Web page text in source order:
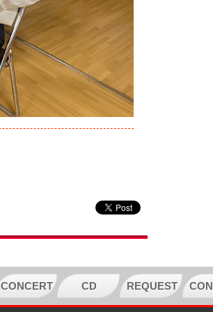
CONCERT CD REQUEST